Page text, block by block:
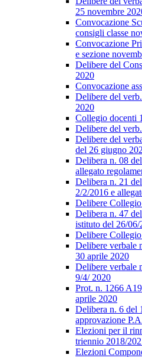
25 novembre
Convocazione
consigli classe
Convocazione
e sezione
Delibere del
2020
Convocazione
Delibere del
2020
Collegio docenti
Delibere del
Delibere del
del 26 giugno
Delibera n. 08
allegato
Delibera n. 21
2/2/2016 e
Delibere
Delibera n. 47
istituto del 26/06/
Delibere
Delibere verbale
30 aprile 2020
Delibere verbale
9/4/ 2020
Prot. n. 1266
aprile 2020
Delibera n. 6 del
approvazione
Elezioni per il
triennio 2018/
Elezioni